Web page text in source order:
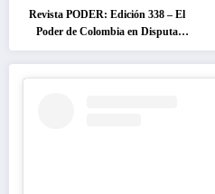
Revista PODER: Edición 338 – El
Poder de Colombia en Disputa
2026